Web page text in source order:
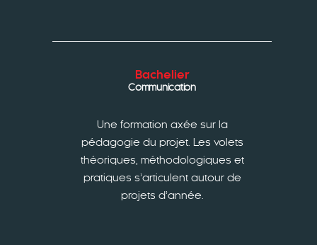
Bachelier
Communication
Une formation axée sur la
pédagogie du projet. Les volets
théoriques, méthodologiques et
pratiques s’articulent autour de
projets d’année.